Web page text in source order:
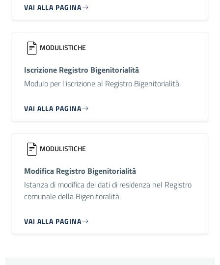
VAI ALLA PAGINA
MODULISTICHE
Iscrizione Registro Bigenitorialità
Modulo per l'iscrizione al Registro Bigenitorialità.
VAI ALLA PAGINA
MODULISTICHE
Modifica Registro Bigenitorialità
Istanza di modifica dei dati di residenza nel Registro
comunale della Bigenitoralità.
VAI ALLA PAGINA